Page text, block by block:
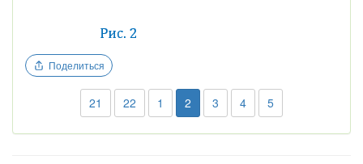
Поделиться
21 22 1 2 3 4 5